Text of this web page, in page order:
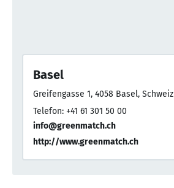
Basel
Greifengasse 1, 4058 Basel, Schweiz
Telefon: +41 61 301 50 00
info@greenmatch.ch
http://www.greenmatch.ch